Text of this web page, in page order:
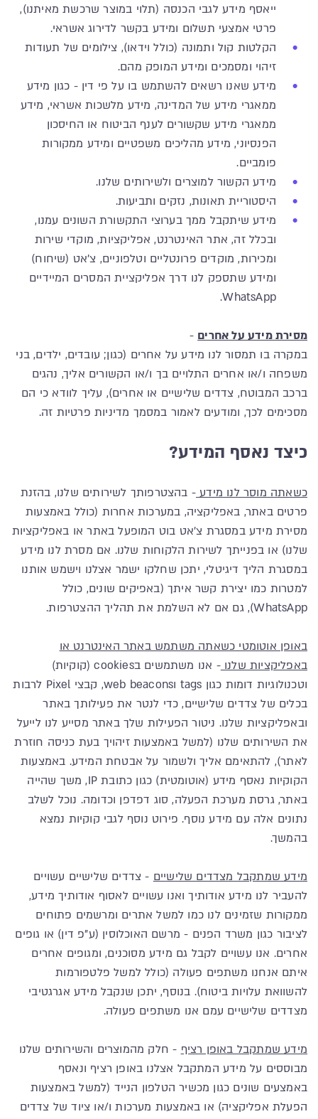
ייאסף מידע לגבי הכנסה (תלוי במוצר שרכשת מאיתנו),
פרטי אמצעי תשלום ומידע בקשר לדירוג אשראי.
הקלטות קול ותמונה (כולל וידאו), צילומים של תעודות
זיהוי ומסמכים ומידע המופק מהם.
מידע שאנו רשאים להשתמש בו על פי דין - כגון מידע
ממאגרי מידע של המדינה, מידע מלשכות אשראי, מידע
ממאגרי מידע שקשורים לענף הביטוח או החיסכון
הפנסיוני, מידע מהליכים משפטיים ומידע ממקורות
פומביים.
מידע הקשור למוצרים ולשירותים שלנו.
היסטוריית תאונות, נזקים ותביעות.
מידע שיתקבל ממך בערוצי התקשורת השונים עמנו,
ובכלל זה, אתר האינטרנט, אפליקציות, מוקדי שירות
ומכירות, מוקדים פרונטליים וטלפוניים, צ'אט (שיחוח)
ומידע שתספק לנו דרך אפליקציית המסרים המיידיים
WhatsApp.
מסירת מידע על אחרים -
במקרה בו תמסור לנו מידע על אחרים (כגון; עובדים, ילדים, בני
משפחה ו/או אחרים התלויים בך ו/או הקשורים אליך, נהגים
ברכב המבוטח, צדדים שלישיים או אחרים), עליך לוודא כי הם
מסכימים לכך, ומודעים לאמור במסמך מדיניות פרטיות זה.
כיצד נאסף המידע?
כשאתה מוסר לנו מידע - בהצטרפותך לשירותים שלנו, בהזנת
פרטים באתר, באפליקציה, במערכות אחרות (כולל באמצעות
מסירת מידע במסגרת צ'אט בוט המופעל באתר או באפליקציות
שלנו) או בפנייתך לשירות הלקוחות שלנו. אם מסרת לנו מידע
במסגרת הליך דיגיטלי, יתכן שחלקו ישמר אצלנו וישמש אותנו
למטרות כמו יצירת קשר איתך (באפיקים שונים, כולל
WhatsApp), גם אם לא השלמת את תהליך ההצטרפות.
באופן אוטומטי כשאתה משתמש באתר האינטרנט או
באפליקציות שלנו
- אנו משתמשים בcookies (קוקיות)
וטכנולוגיות דומות כגון tags וweb beacons, קבצי Pixel לרבות
בכלים של צדדים שלישיים, כדי לנטר את פעילותך באתר
ובאפליקציות שלנו. ניטור הפעילות שלך באתר מסייע לנו לייעל
את השירותים שלנו (למשל באמצעות זיהויך בעת כניסה חוזרת
לאתר), להתאימם אליך ולשמור על אבטחת המידע. באמצעות
הקוקיות נאסף מידע (אוטומטית) כגון כתובת IP, משך שהייה
באתר, גרסת מערכת הפעלה, סוג דפדפן וכדומה. נוכל לשלב
נתונים אלה עם מידע נוסף. פירוט נוסף לגבי קוקיות נמצא
בהמשך.
מידע שמתקבל מצדדים שלישיים - צדדים שלישיים עשויים
להעביר לנו מידע אודותיך ואנו עשויים לאסוף אודותיך מידע,
ממקורות שזמינים לנו כמו למשל אתרים ומרשמים פתוחים
לציבור כגון משרד הפנים - מרשם האוכלוסין (ע"פ דין) או גופים
אחרים. אנו עשויים לקבל גם מידע מסוכנים, ומגופים אחרים
איתם אנחנו משתפים פעולה (כולל למשל פלטפורמות
להשוואת עלויות ביטוח). בנוסף, יתכן שנקבל מידע אגרגטיבי
מצדדים שלישיים עמם אנו משתפים פעולה.
מידע שמתקבל באופן רציף - חלק מהמוצרים והשירותים שלנו
מבוססים על מידע המתקבל אצלנו באופן רציף ונאסף
באמצעים שונים כגון מכשיר הטלפון הנייד (למשל באמצעות
הפעלת אפליקציה) או באמצעות מערכות ו/או ציוד של צדדים